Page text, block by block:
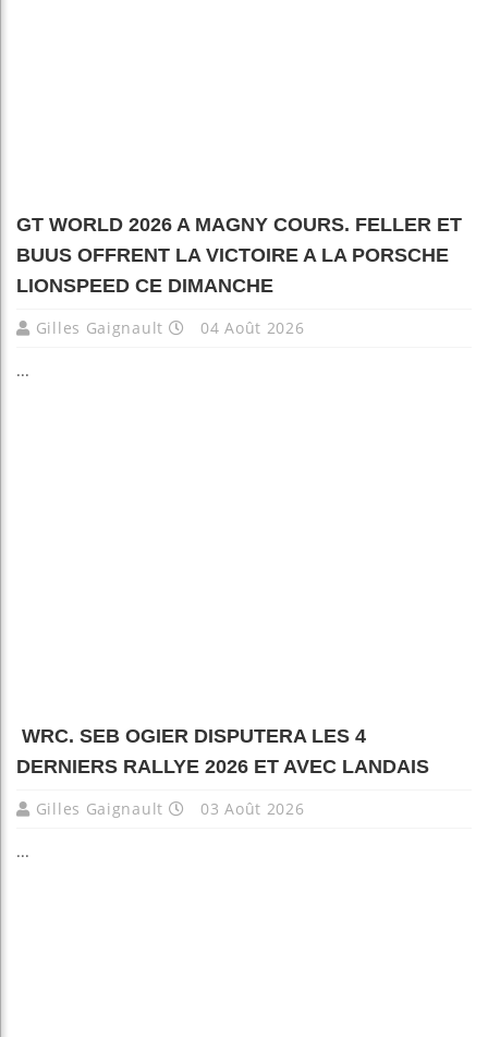
GT WORLD 2026 A MAGNY COURS. FELLER ET
BUUS OFFRENT LA VICTOIRE A LA PORSCHE
LIONSPEED CE DIMANCHE
Gilles Gaignault 04 Août 2026
...
WRC. SEB OGIER DISPUTERA LES 4
DERNIERS RALLYE 2026 ET AVEC LANDAIS
Gilles Gaignault 03 Août 2026
...